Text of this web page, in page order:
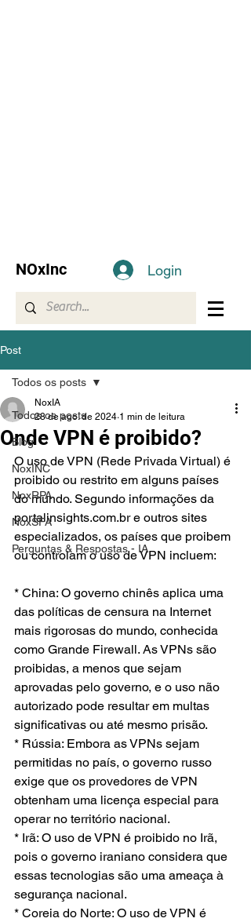
NOxInc Login
Post
Todos os posts
Blog
NoxINC
NoxRPA
NoxSFA
Perguntas & Respostas - IA
Todos os posts
Onde VPN é proibido?
NoxIA
28 de ago. de 2024 1 min de leitura
O uso de VPN (Rede Privada Virtual) é
proibido ou restrito em alguns países
do mundo. Segundo informações da
portalinsights.com.br e outros sites
especializados, os países que proibem
ou controlam o uso de VPN incluem:
* China: O governo chinês aplica uma
das políticas de censura na Internet
mais rigorosas do mundo, conhecida
como Grande Firewall. As VPNs são
proibidas, a menos que sejam
aprovadas pelo governo, e o uso não
autorizado pode resultar em multas
significativas ou até mesmo prisão.
* Rússia: Embora as VPNs sejam
permitidas no país, o governo russo
exige que os provedores de VPN
obtenham uma licença especial para
operar no território nacional.
* Irã: O uso de VPN é proibido no Irã,
pois o governo iraniano considera que
essas tecnologias são uma ameaça à
segurança nacional.
* Coreia do Norte: O uso de VPN é